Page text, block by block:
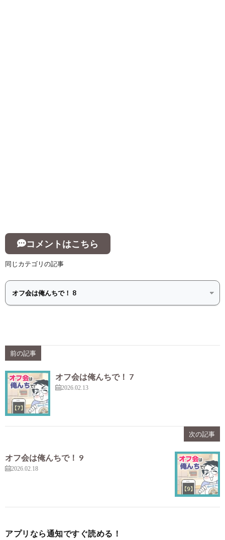
コメントはこちら
同じカテゴリの記事
前の記事
オフ会は俺んちで！ 7
2026.02.13
次の記事
オフ会は俺んちで！ 9
2026.02.18
アプリなら通知ですぐ読める！